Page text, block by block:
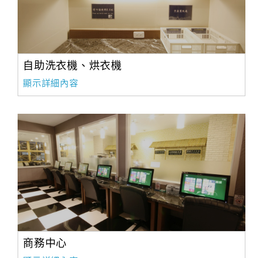
自助洗衣機、烘衣機
顯示詳細內容
商務中心